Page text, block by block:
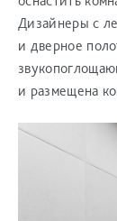
Дизайнеры с
и дверное
и размещена